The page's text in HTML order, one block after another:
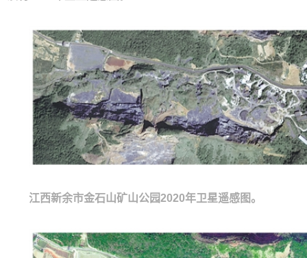
江西新余市金石山矿山公园2020年卫星遥感图。